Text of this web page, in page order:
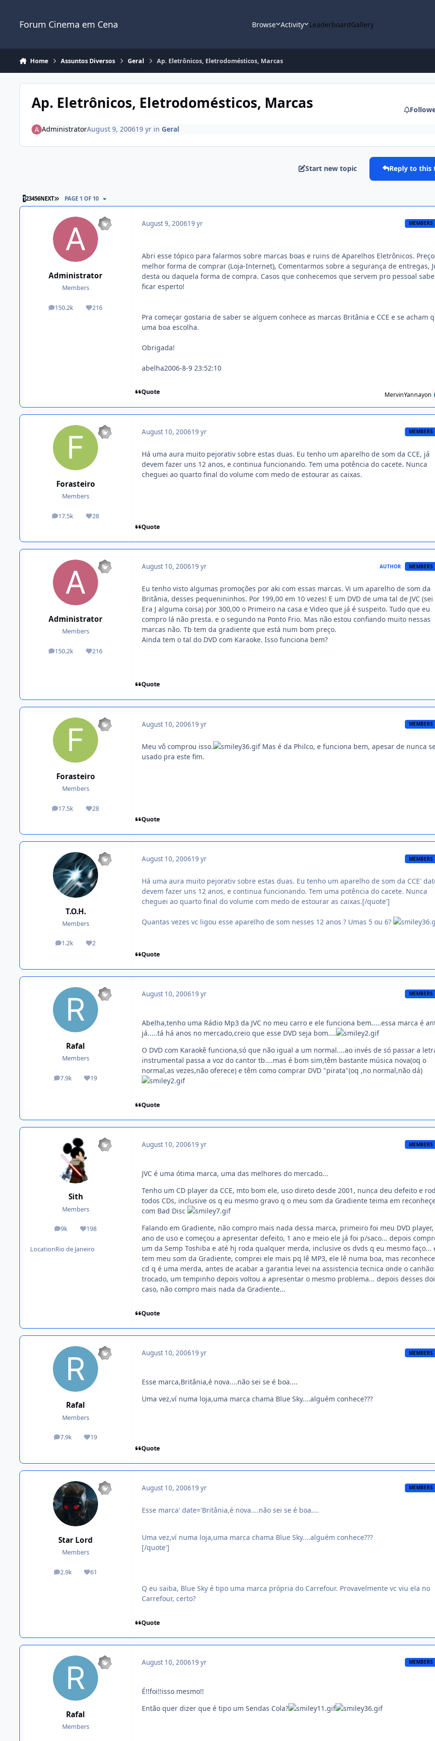
Forum Cinema em Cena Browse Activity LeaderboardGallery
Home Assuntos Diversos Geral Ap. Eletrônicos, Eletrodomésticos, Marcas
Ap. Eletrônicos, Eletrodomésticos, Marcas
AdministratorAugust 9, 200619 yrin Geral
Start new topic Reply to this
123456NEXT PAGE 1 OF 10
Administrator
Members
150.2k
posts 216
Reputation
August 9, 200619 yr MEMBERS
Abri esse tópico para falarmos sobre marcas boas e ruins de Aparelhos Eletrônicos.
melhor forma de comprar (Loja-Internet), Comentarmos sobre a segurança de entregas,
desta ou daquela forma de compra. Casos que conhecemos que servem pro pessoal
ficar esperto!
Pra começar gostaria de saber se alguem conhece as marcas Britânia e CCE e se acham
uma boa escolha.
Obrigada!
abelha2006-8-9 23:52:10
Quote MervinYannayon
Forasteiro
Members
17.5k
posts 28
Reputation
August 10, 200619 yr MEMBERS
Há uma aura muito pejorativ sobre estas duas. Eu tenho um aparelho de som da CCE, já
devem fazer uns 12 anos, e continua funcionando. Tem uma potência do cacete. Nunca
cheguei ao quarto final do volume com medo de estourar as caixas.
Quote
Administrator
Members
150.2k
posts 216
Reputation
August 10, 200619 yr AUTHOR MEMBERS
Eu tenho visto algumas promoções por aki com essas marcas. Vi um aparelho de som da
Britânia, desses pequenininhos. Por 199,00 em 10 vezes! E um DVD de uma tal de JVC (sei
Era J alguma coisa) por 300,00 o Primeiro na casa e Video que já é suspeito. Tudo que eu
compro lá não presta. e o segundo na Ponto Frio. Mas não estou confiando muito nessas
marcas não. Tb tem da gradiente que está num bom preço.
Ainda tem o tal do DVD com Karaoke. Isso funciona bem?
Quote
Forasteiro
Members
17.5k
posts 28
Reputation
August 10, 200619 yr MEMBERS
Meu vô comprou isso.
Mas é da Philco, e funciona bem, apesar de nunca
usado pra este fim.
Quote
T.O.H.
Members
1.2k
posts 2
Reputation
August 10, 200619 yr MEMBERS
Há uma aura muito pejorativ sobre estas duas. Eu tenho um aparelho de som da CCE'
devem fazer uns 12 anos, e continua funcionando. Tem uma potência do cacete. Nunca
cheguei ao quarto final do volume com medo de estourar as caixas.[/quote']
Quantas vezes vc ligou esse aparelho de som nesses 12 anos ? Umas 5 ou 6?
Quote
Rafal
Members
7.9k
posts 19
Reputation
August 10, 200619 yr MEMBERS
Abelha,tenho uma Rádio Mp3 da JVC no meu carro e ele funciona bem.....essa marca é
já.....tá há anos no mercado,creio que esse DVD seja bom....
O DVD com Karaokê funciona,só que não igual a um normal....ao invés de só passar a
instrumental passa a voz do cantor tb....mas é bom sim,têm bastante música nova(oq o
normal,as vezes,não oferece) e têm como comprar DVD "pirata"(oq ,no normal,não dá)
Quote
Sith
Members
9k
posts 198
Reputation
LocationRio de Janeiro
August 10, 200619 yr MEMBERS
JVC é uma ótima marca, uma das melhores do mercado...
Tenho um CD player da CCE, mto bom ele, uso direto desde 2001, nunca deu defeito e
todos CDs, inclusive os q eu mesmo gravo q o meu som da Gradiente teima em
com Bad Disc
Falando em Gradiente, não compro mais nada dessa marca, primeiro foi meu DVD player,
ano de uso e começou a apresentar defeito, 1 ano e meio ele já foi p/saco... depois
um da Semp Toshiba e até hj roda qualquer merda, inclusive os dvds q eu mesmo faço...
tem meu som da Gradiente, comprei ele mais pq lê MP3, ele lê numa boa, mas
cd q é uma merda, antes de acabar a garantia levei na assistencia tecnica onde o
trocado, um tempinho depois voltou a apresentar o mesmo problema... depois desses
caso, não compro mais nada da Gradiente...
Quote
Rafal
Members
7.9k
posts 19
Reputation
August 10, 200619 yr MEMBERS
Esse marca,Britânia,é nova....não sei se é boa....
Uma vez,ví numa loja,uma marca chama Blue Sky....alguém conhece???
Quote
Star Lord
Members
2.9k
posts 61
Reputation
August 10, 200619 yr MEMBERS
Esse marca' date='Britânia,é nova....não sei se é boa....
Uma vez,ví numa loja,uma marca chama Blue Sky....alguém conhece???
[/quote']
Q eu saiba, Blue Sky é tipo uma marca própria do Carrefour. Provavelmente vc viu ela no
Carrefour, certo?
Quote
Rafal
Members
August 10, 200619 yr MEMBERS
É!!foi!!isso mesmo!!
Então quer dizer que é tipo um Sendas Cola?